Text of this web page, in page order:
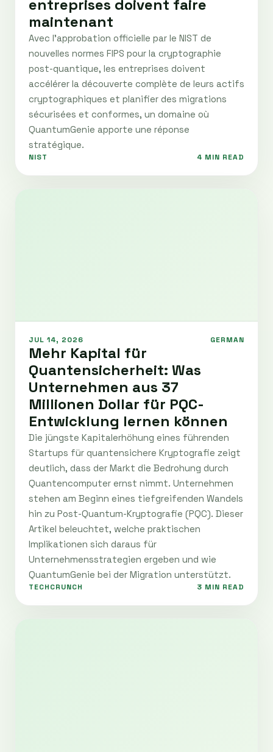
entreprises doivent faire
maintenant
Avec l'approbation officielle par le NIST de
nouvelles normes FIPS pour la cryptographie
post-quantique, les entreprises doivent
accélérer la découverte complète de leurs actifs
cryptographiques et planifier des migrations
sécurisées et conformes, un domaine où
QuantumGenie apporte une réponse
stratégique.
NIST 4 MIN READ
JUL 14, 2026 GERMAN
Mehr Kapital für
Quantensicherheit: Was
Unternehmen aus 37
Millionen Dollar für PQC-
Entwicklung lernen können
Die jüngste Kapitalerhöhung eines führenden
Startups für quantensichere Kryptografie zeigt
deutlich, dass der Markt die Bedrohung durch
Quantencomputer ernst nimmt. Unternehmen
stehen am Beginn eines tiefgreifenden Wandels
hin zu Post-Quantum-Kryptografie (PQC). Dieser
Artikel beleuchtet, welche praktischen
Implikationen sich daraus für
Unternehmensstrategien ergeben und wie
QuantumGenie bei der Migration unterstützt.
TECHCRUNCH 3 MIN READ